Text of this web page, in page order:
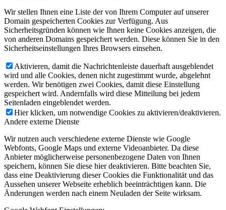
Wir stellen Ihnen eine Liste der von Ihrem Computer auf unserer
Domain gespeicherten Cookies zur Verfügung. Aus
Sicherheitsgründen können wie Ihnen keine Cookies anzeigen, die
von anderen Domains gespeichert werden. Diese können Sie in den
Sicherheitseinstellungen Ihres Browsers einsehen.
Aktivieren, damit die Nachrichtenleiste dauerhaft ausgeblendet
wird und alle Cookies, denen nicht zugestimmt wurde, abgelehnt
werden. Wir benötigen zwei Cookies, damit diese Einstellung
gespeichert wird. Andernfalls wird diese Mitteilung bei jedem
Seitenladen eingeblendet werden.
Hier klicken, um notwendige Cookies zu aktivieren/deaktivieren.
Andere externe Dienste
Wir nutzen auch verschiedene externe Dienste wie Google
Webfonts, Google Maps und externe Videoanbieter. Da diese
Anbieter möglicherweise personenbezogene Daten von Ihnen
speichern, können Sie diese hier deaktivieren. Bitte beachten Sie,
dass eine Deaktivierung dieser Cookies die Funktionalität und das
Aussehen unserer Webseite erheblich beeinträchtigen kann. Die
Änderungen werden nach einem Neuladen der Seite wirksam.